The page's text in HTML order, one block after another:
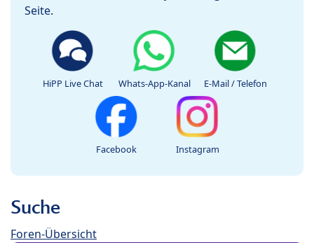
Seite.
HiPP Live Chat Whats-App-Kanal E-Mail / Telefon
Facebook Instagram
Suche
Foren-Übersicht